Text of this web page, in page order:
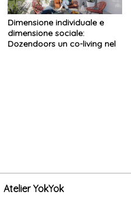
Dimensione individuale e
dimensione sociale:
Dozendoors un co-living nel
Atelier YokYok